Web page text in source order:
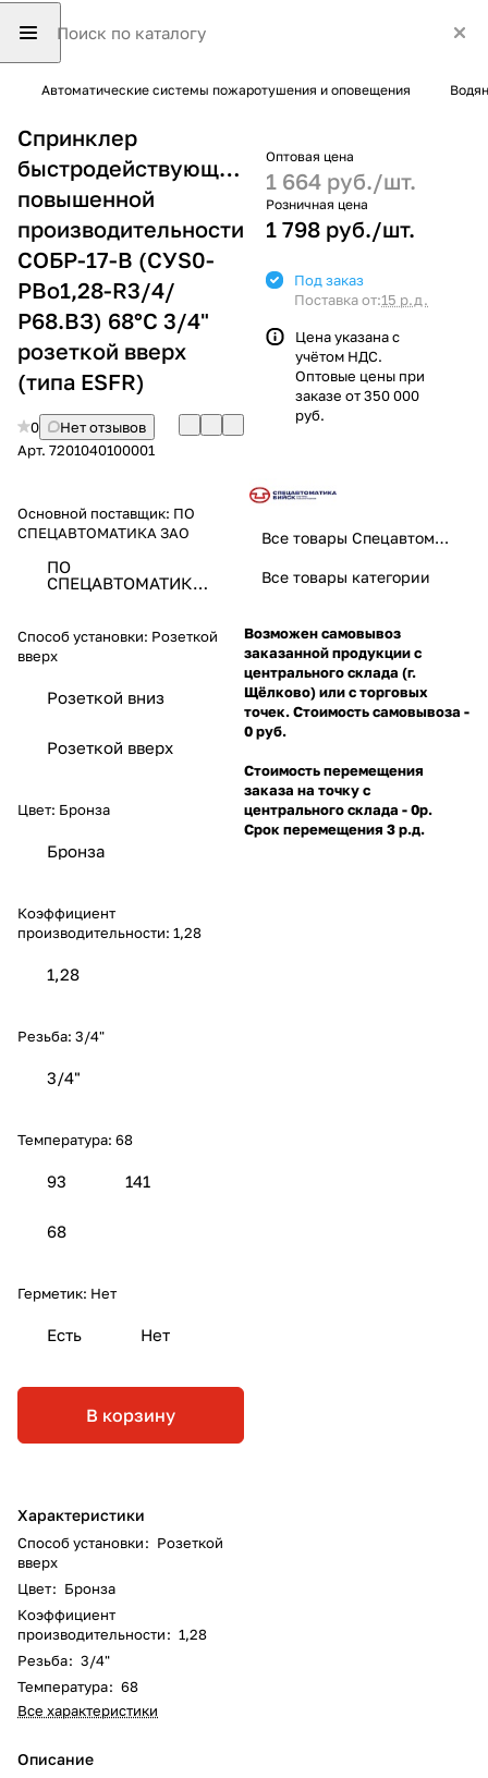
Автоматические системы пожаротушения и оповещения
Спринклер
быстродействующий
повышенной
производительности
СОБР-17-В (СУS0-
РВо1,28-R3/4/
Р68.ВЗ) 68°С 3/4"
розеткой вверх
(типа ESFR)
0
Нет отзывов
Арт. 7201040100001
Основной поставщик: ПО
СПЕЦАВТОМАТИКА ЗАО
ПО
СПЕЦАВТОМАТИКА
Способ установки: Розеткой
вверх
Розеткой вниз
Розеткой вверх
Цвет: Бронза
Бронза
Коэффициент
производительности: 1,28
1,28
Резьба: 3/4"
3/4"
Температура: 68
93 141
68
Герметик: Нет
Есть Нет
В корзину
Характеристики
Способ установки: Розеткой
вверх
Цвет: Бронза
Коэффициент
производительности: 1,28
Резьба: 3/4"
Температура: 68
Все характеристики
Описание
Оптовая цена
1 664 руб./шт.
Розничная цена
1 798 руб./шт.
Под заказ
Поставка от:15 р.д.
Цена указана с
учётом НДС.
Оптовые цены при
заказе от 350 000
руб.
Все товары Спецавтоматика
Все товары категории
Возможен самовывоз
заказанной продукции с
центрального склада (г.
Щёлково) или с торговых
точек. Стоимость самовывоза -
0 руб.
Стоимость перемещения
заказа на точку с
центрального склада - 0р.
Срок перемещения 3 р.д.